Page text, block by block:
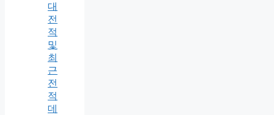
대
전
적
및
최
근
전
적
데